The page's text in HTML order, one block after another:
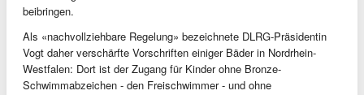
beibringen.
Als «nachvollziehbare Regelung» bezeichnete DLRG-Präsidentin
Vogt daher verschärfte Vorschriften einiger Bäder in Nordrhein-
Westfalen: Dort ist der Zugang für Kinder ohne Bronze-
Schwimmabzeichen - den Freischwimmer - und ohne